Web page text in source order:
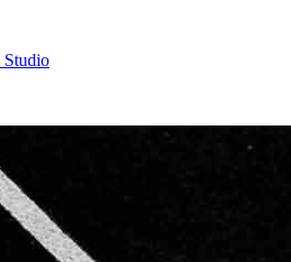
Studio
starke Ergebnisse